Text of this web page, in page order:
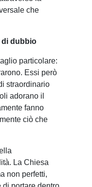
che
di dubbio
particolare:
Essi però
straordinario
adorano il
fanno
ciò che
La Chiesa
non perfetti,